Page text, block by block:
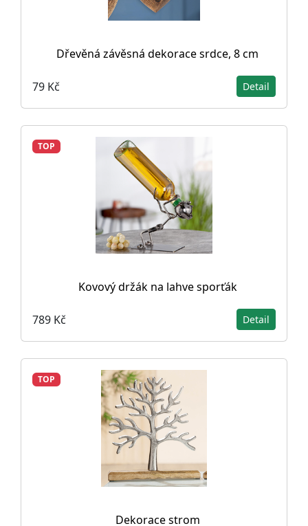
Dřevěná závěsná dekorace srdce, 8 cm
79 Kč Detail
TOP
Kovový držák na lahve sporťák
789 Kč Detail
TOP
Dekorace strom